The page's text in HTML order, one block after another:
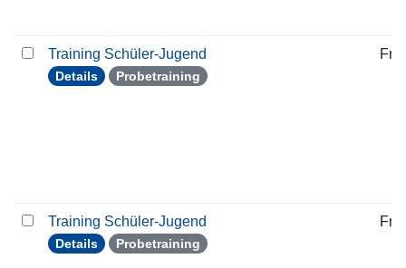
Training Schüler-Jugend
Details Probetraining
Training Schüler-Jugend
Details Probetraining